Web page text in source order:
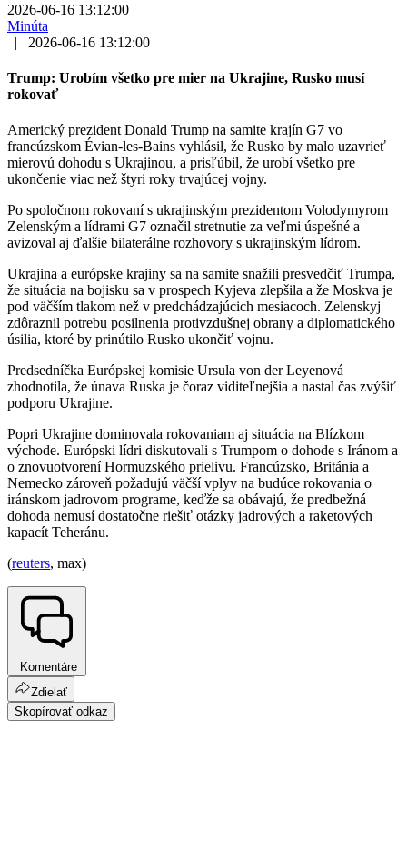
2026-06-16 13:12:00
Minúta
|
2026-06-16 13:12:00
Trump: Urobím všetko pre mier na Ukrajine, Rusko musí
rokovať
Americký prezident Donald Trump na samite krajín G7 vo
francúzskom Évian-les-Bains vyhlásil, že Rusko by malo uzavrieť
mierovú dohodu s Ukrajinou, a prisľúbil, že urobí všetko pre
ukončenie viac než štyri roky trvajúcej vojny.
Po spoločnom rokovaní s ukrajinským prezidentom Volodymyrom
Zelenským a lídrami G7 označil stretnutie za veľmi úspešné a
avizoval aj ďalšie bilaterálne rozhovory s ukrajinským lídrom.
Ukrajina a európske krajiny sa na samite snažili presvedčiť Trumpa,
že situácia na bojisku sa v prospech Kyjeva zlepšila a že Moskva je
pod väčším tlakom než v predchádzajúcich mesiacoch. Zelenskyj
zdôraznil potrebu posilnenia protivzdušnej obrany a diplomatického
úsilia, ktoré by prinútilo Rusko ukončiť vojnu.
Predsedníčka Európskej komisie Ursula von der Leyenová
zhodnotila, že únava Ruska je čoraz viditeľnejšia a nastal čas zvýšiť
podporu Ukrajine.
Popri Ukrajine dominovala rokovaniam aj situácia na Blízkom
východe. Európski lídri diskutovali s Trumpom o dohode s Iránom a
o znovuotvorení Hormuzského prielivu. Francúzsko, Británia a
Nemecko zároveň požadujú väčší vplyv na budúce rokovania o
iránskom jadrovom programe, keďže sa obávajú, že predbežná
dohoda nemusí dostatočne riešiť otázky jadrových a raketových
kapacít Teheránu.
(reuters, max)
Komentáre
Zdielať
Skopírovať odkaz